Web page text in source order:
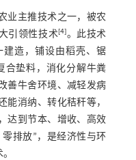
业主推技术之一，被农
引领性技术[4]。此技术
造，铺设由稻壳、锯
合垫料，消化分解牛粪
善牛舍环境、减轻发病
能消纳、转化秸秆等，
达到节本、增收、高效
排放”，是经济性与环